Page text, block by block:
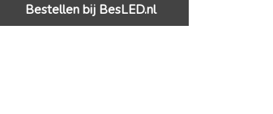
Bestellen bij BesLED.nl